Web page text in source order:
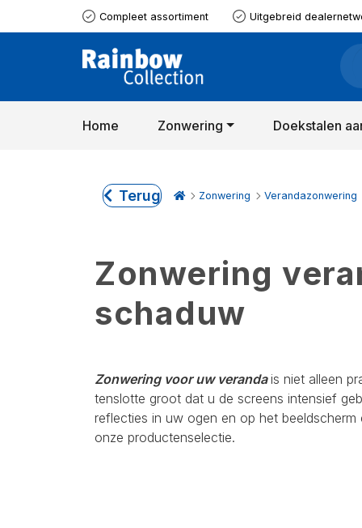
Compleet assortiment Uitgebreid
Home Zonwering Doekstalen
Terug Zonwering Verandazonwering
Zonwering
schaduw
Zonwering voor uw verandais niet alleen
tenslotte groot dat u de screens intensief
reflecties in uw ogen en op het
onze productenselectie.